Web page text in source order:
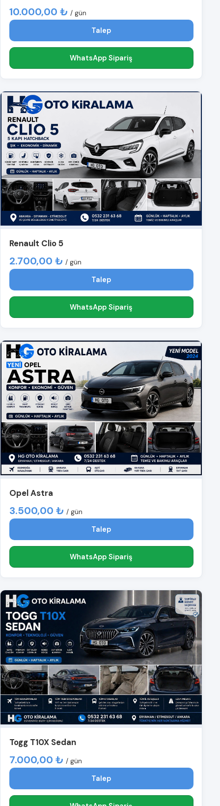
10.000,00 ₺ / gün
Talep
WhatsApp Sipariş
Renault Clio 5
2.700,00 ₺ / gün
Talep
WhatsApp Sipariş
Opel Astra
3.500,00 ₺ / gün
Talep
WhatsApp Sipariş
Togg T10X Sedan
7.000,00 ₺ / gün
Talep